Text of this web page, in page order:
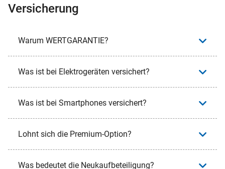
Versicherung
Warum WERTGARANTIE?
Was ist bei Elektrogeräten versichert?
Was ist bei Smartphones versichert?
Lohnt sich die Premium-Option?
Was bedeutet die Neukaufbeteiligung?